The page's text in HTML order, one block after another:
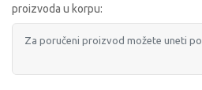
proizvoda u korpu: